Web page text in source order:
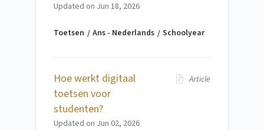
Updated on Jun 18, 2026
Toetsen Ans - Nederlands Schoolyear
Hoe werkt digitaal
toetsen voor
studenten?
Article
Updated on Jun 02, 2026